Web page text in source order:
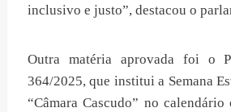
inclusivo e justo”, destacou o
Outra matéria aprovada foi o
364/2025, que institui a Semana
“Câmara Cascudo” no